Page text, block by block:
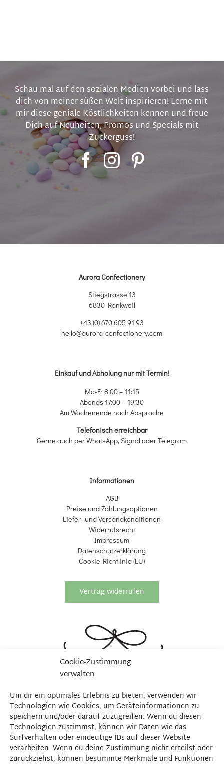
Cookie-Zustimmung
verwalten
Um dir ein optimales Erlebnis zu bieten, verwenden wir
Technologien wie Cookies, um Geräteinformationen zu
speichern und/oder darauf zuzugreifen. Wenn du diesen
Technologien zustimmst, können wir Daten wie das
Surfverhalten oder eindeutige IDs auf dieser Website
verarbeiten. Wenn du deine Zustimmung nicht erteilst oder
zurückziehst, können bestimmte Merkmale und Funktionen
Schau mal auf den sozialen Medien vorbei und lass
dich von meiner süßen Welt inspirieren! Lerne mit
mir diese geniale Köstlichkeiten kennen und freue
Dich auf Neuheiten, Promos und Specials mit
Zuckerguss!
Aurora Confectionery
Stiegstrasse 13
6830 Rankweil
+43 (0) 670 605 91 93
hello@aurora-confectionery.com
Einkauf und Abholung nur mit Termin!
Mo-Fr 8:00 – 11:15
Abends 17:00 – 19:30
Am Wochenende nach Absprache
Telefonisch erreichbar
Gerne auch per WhatsApp, Signal oder Telegram
Informationen
AGB
Preise und Zahlungsoptionen
Liefer- und Versandkonditionen
Widerrufsrecht
Impressum
Datenschutzerklärung
Cookie-Richtlinie (EU)
Vertrag widerrufen